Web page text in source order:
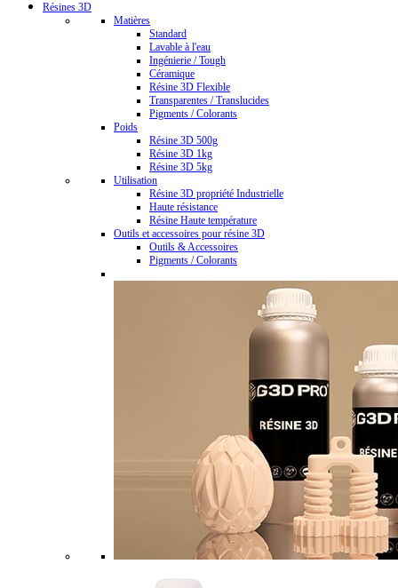
Résines 3D
Matières
Standard
Lavable à l'eau
Ingénierie / Tough
Céramique
Résine 3D Flexible
Transparentes / Translucides
Pigments / Colorants
Poids
Résine 3D 500g
Résine 3D 1kg
Résine 3D 5kg
Utilisation
Résine 3D propriété Industrielle
Haute résistance
Résine Haute température
Outils et accessoires pour résine 3D
Outils & Accessoires
Pigments / Colorants